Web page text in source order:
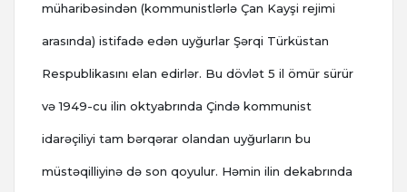
müharibəsindən (kommunistlərlə Çan Kayşi rejimi
arasında) istifadə edən uyğurlar Şərqi Türküstan
Respublikasını elan edirlər. Bu dövlət 5 il ömür sürür
və 1949-cu ilin oktyabrında Çində kommunist
idarəçiliyi tam bərqərar olandan uyğurların bu
müstəqilliyinə də son qoyulur. Həmin ilin dekabrında